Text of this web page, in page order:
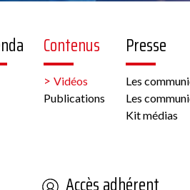
Contenus
Vidéos
Publications
Presse
Les
Les
Kit médias